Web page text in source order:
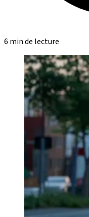
6 min de lecture